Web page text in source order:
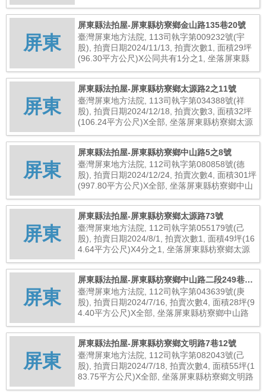
屏東
屏東縣法拍屋-屏東縣枋寮鄉金山路135巷20號
臺灣屏東地方法院, 113司執字第009232號(宇
股), 拍賣日期2024/11/13, 拍賣次數1, 面積29坪
(96.30平方公尺)X公同共有1分之1, 坐落屏東縣
元
屏東
屏東縣法拍屋-屏東縣枋寮鄉太源路2之11號
臺灣屏東地方法院, 113司執字第034388號(祥
股), 拍賣日期2024/12/18, 拍賣次數3, 面積32坪
(106.24平方公尺)X全部, 坐落屏東縣枋寮鄉太源
屏東
屏東縣法拍屋-屏東縣枋寮鄉中山路5之8號
臺灣屏東地方法院, 112司執字第080858號(德
股), 拍賣日期2024/12/24, 拍賣次數4, 面積301坪
(997.80平方公尺)X全部, 坐落屏東縣枋寮鄉中山
屏東
屏東縣法拍屋-屏東縣枋寮鄉太源路73號
臺灣屏東地方法院, 112司執字第055179號(己
股), 拍賣日期2024/8/1, 拍賣次數1, 面積49坪(16
4.64平方公尺)X4分之1, 坐落屏東縣枋寮鄉太源
屏東
屏東縣法拍屋-屏東縣枋寮鄉中山路二段249巷46
號
臺灣屏東地方法院, 112司執字第043639號(庚
股), 拍賣日期2024/7/16, 拍賣次數4, 面積28坪(9
4.40平方公尺)X全部, 坐落屏東縣枋寮鄉中山路
屏東
屏東縣法拍屋-屏東縣枋寮鄉文明路7巷12號
臺灣屏東地方法院, 112司執字第082043號(己
股), 拍賣日期2024/7/18, 拍賣次數4, 面積55坪(1
83.75平方公尺)X全部, 坐落屏東縣枋寮鄉文明路